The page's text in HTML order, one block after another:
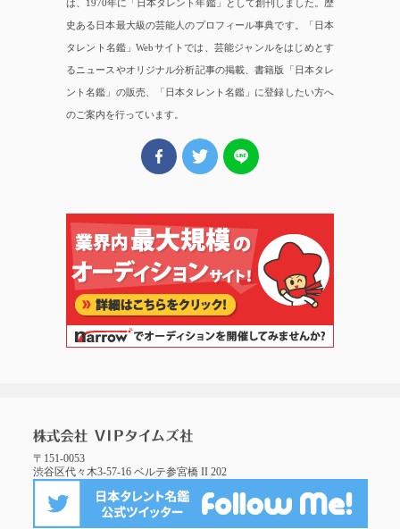
は、1970年に「日本タレント年鑑」として創刊しました。歴
史ある日本最大級の芸能人のプロフィール事典です。「日本
タレント名鑑」Webサイトでは、芸能ジャンルをはじめとす
るニュースやオリジナル分析記事の掲載、書籍版「日本タレ
ント名鑑」の販売、「日本タレント名鑑」に登録したい方へ
のご案内を行っています。
〒151-0053
渋谷区代々木3-57-16 ベルテ参宮橋 II 202